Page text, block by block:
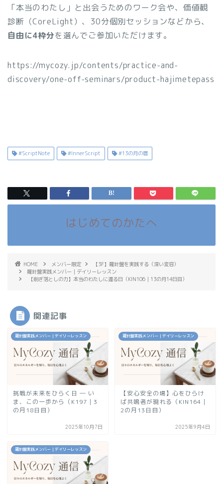
「本当のわたし」と出会うためのワーク会や、価値観
診断（CoreLight）、30分個別セッションなどから、
自由に4枠分を選んでご参加いただけます。
https://mycozy.jp/contents/practice-and-
discovery/one-off-seminars/product-hajimetepass
#ScriptNote #InnerScript #13の月の暦
はじめてのかたへ
HOME メンバー限定
【3F】羅針盤を実践する（深い変容）
羅針盤実践メンバー｜デイリーレッスン
【削ぎ落としの力】本当のわたしに還る日（KIN106｜13の月14日目）
関連記事
羅針盤実践メンバー｜デイリーレッスン
挑戦が未来をひらく日 ― い
ま、この一歩から（K197｜3
の月18日目）
2025年10月7日
羅針盤実践メンバー｜デイリーレッスン
【安心安全の場】心をひらけ
ば共鳴者が現れる（KIN164｜
2の月13日目）
2025年9月4日
羅針盤実践メンバー｜デイリーレッスン